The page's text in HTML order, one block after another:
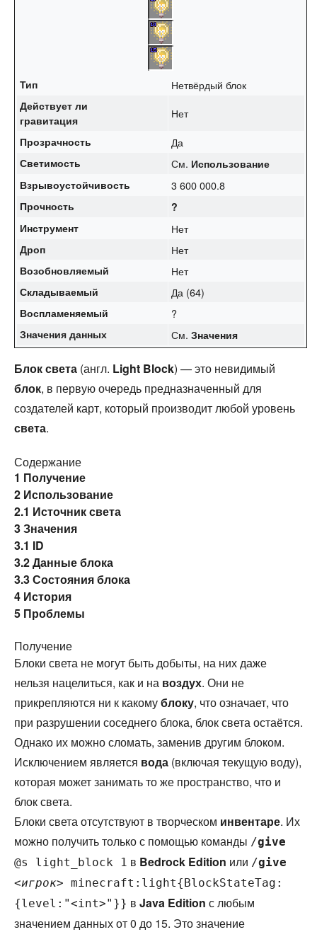
Тип Нетвёрдый блок
Действует ли
гравитация
Нет
Прозрачность Да
Светимость См. Использование
Взрывоустойчивость
3 600 000.8
Прочность
?
Инструмент
Нет
Дроп Нет
Возобновляемый Нет
Складываемый Да (64)
Воспламеняемый ?
Значения данных См. Значения
Блок света (англ. Light Block) — это невидимый
блок, в первую очередь предназначенный для
создателей карт, который производит любой уровень
света.
Содержание
1 Получение
2 Использование
2.1 Источник света
3Значения
3.1 ID
3.2Данные блока
3.3Состояния блока
4 История
5 Проблемы
Получение
Блоки света не могут быть добыты, на них даже
нельзя нацелиться, как и на воздух. Они не
прикрепляются ни к какомублоку, что означает, что
при разрушении соседнего блока, блок света остаётся.
Однако их можно сломать, заменив другим блоком.
Исключением является вода (включая текущую воду),
которая может занимать то же пространство, что и
блок света.
Блоки света отсутствуют в творческом инвентаре. Их
можно получить только с помощью команды /give
@s light_block 1 в Bedrock Edition или /give
<игрок> minecraft:light{BlockStateTag:
{level:"<int>"}} в Java Edition с любым
значением данных от 0 до 15. Это значение